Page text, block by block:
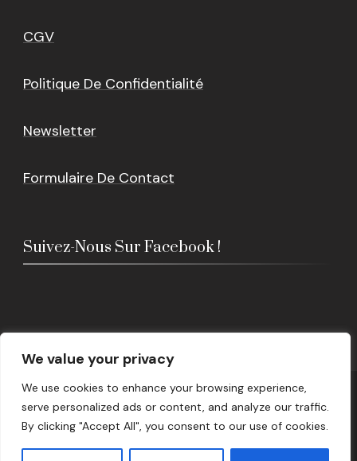
We value your privacy
We use cookies to enhance your browsing experience,
serve personalized ads or content, and analyze our traffic.
By clicking "Accept All", you consent to our use of cookies.
CGV
Politique De Confidentialité
Newsletter
Formulaire De Contact
Suivez-Nous Sur Facebook !
© Copyright 2026 Epicerie Lusitania. Tous droits
réservés.
Beauty Salon Lite | Développé par Blossom Themes.